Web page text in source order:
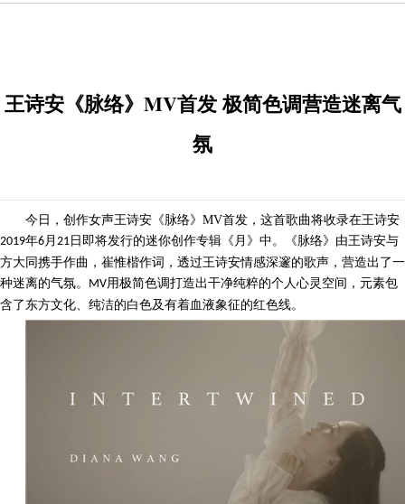
王诗安《脉络》MV首发 极简色调营造迷离气
氛
今日，创作女声王诗安《脉络》 MV首发，这首歌曲将收录在王诗安
2019年6月 21 日即将发行的迷你创作专辑《月》中。《脉络》由王诗安与
方大同携手作曲，崔惟楷作词，透过王诗安情感深邃的歌声，营造出了一
种迷离的气氛。 MV用极简色调打造出干净纯粹的个人心灵空间，元素包
含了东方文化、纯洁的白色及有着血液象征的红色线。